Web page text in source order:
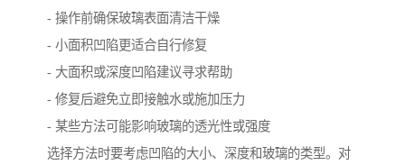
- 操作前确保玻璃表面清洁干燥
- 小面积凹陷更适合自行修复
- 大面积或深度凹陷建议寻求帮助
- 修复后避免立即接触水或施加压力
- 某些方法可能影响玻璃的透光性或强度
选择方法时要考虑凹陷的大小、深度和玻璃的类型。对